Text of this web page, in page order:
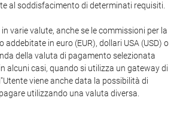
al soddisfacimento di determinati requisiti.
varie valute, anche se le commissioni per la
addebitate in euro (EUR), dollari USA (USD) o
della valuta di pagamento selezionata
alcuni casi, quando si utilizza un gateway di
viene anche data la possibilità di
utilizzando una valuta diversa.